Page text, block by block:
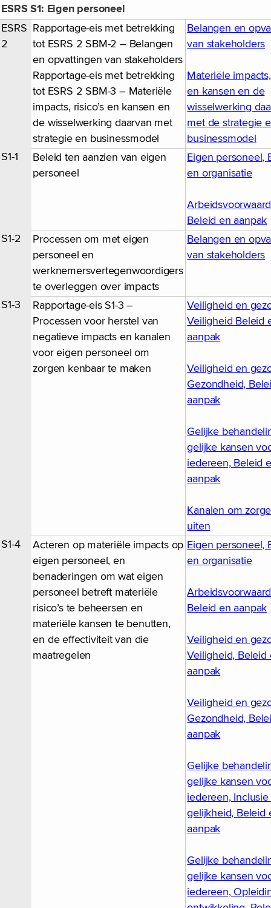
ESRS S1: Eigen personeel
ESRS
2
Rapportage-eis met betrekking
tot ESRS 2 SBM-2 – Belangen
en opvattingen van stakeholders
Rapportage-eis met betrekking
tot ESRS 2 SBM-3 – Materiële
impacts, risico’s en kansen en
de wisselwerking daarvan met
strategie en businessmodel
Belangen en
van stakeholders
Materiële impacts,
en kansen en de
wisselwerking
met de strategie
businessmodel
S1-1
Beleid ten aanzien van eigen
personeel
Eigen personeel,
en organisatie
Beleid en aanpak
S1-2
Processen om met eigen
personeel en
werknemersvertegenwoordigers
te overleggen over impacts
Belangen en
van stakeholders
S1-3
Rapportage-eis S1-3 –
Processen voor herstel van
negatieve impacts en kanalen
voor eigen personeel om
zorgen kenbaar te maken
Veiligheid en
Veiligheid Beleid
aanpak
Veiligheid en
Gezondheid,
aanpak
Gelijke
gelijke kansen
iedereen, Beleid
aanpak
Kanalen om
uiten
S1-4
Acteren op materiële impacts op
eigen personeel, en
benaderingen om wat eigen
personeel betreft materiële
risico’s te beheersen en
materiële kansen te benutten,
en de effectiviteit van die
maatregelen
Eigen personeel,
en organisatie
Beleid en aanpak
Veiligheid en
Veiligheid, Beleid
aanpak
Veiligheid en
Gezondheid,
aanpak
Gelijke
gelijke kansen
iedereen,
gelijkheid, Beleid
aanpak
Gelijke
gelijke kansen
iedereen,